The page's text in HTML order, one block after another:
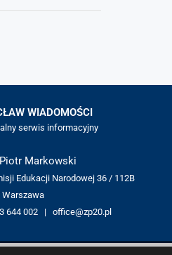
WIADOMOŚCI
serwis informacyjny
Markowski
Edukacji Narodowej 36 / 112B
Warszawa
644 002 | office@zp20.pl